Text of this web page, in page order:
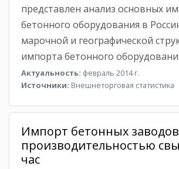
представлен анализ основных
бетонного оборудования в
марочной и географической
импорта бетонного
Актуальность: февраль 2014 г.
Источники: Внешнеторговая статистика
Импорт бетонных
производительностью
час